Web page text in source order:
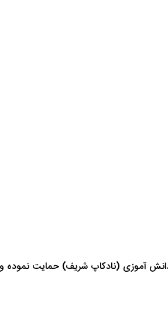
آموزی (نادکاپ شریف) حمایت نموده و